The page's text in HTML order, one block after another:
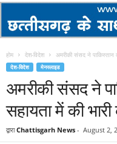
होम देश-विदेश अमरीकी संसद ने पाकिस्तान
देश-विदेश मेनस्लाइड
अमरीकी संसद ने
सहायता में की
द्वारा Chattisgarh News - August 2,